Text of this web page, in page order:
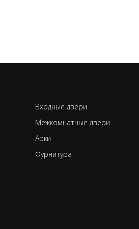
Входные двери
Межкомнатные двери
Арки
Фурнитура